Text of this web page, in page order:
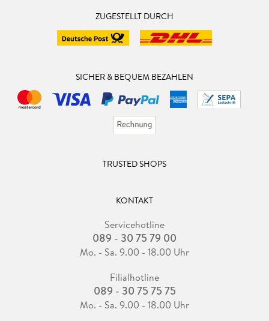
ZUGESTELLT DURCH
SICHER & BEQUEM BEZAHLEN
TRUSTED SHOPS
KONTAKT
Servicehotline
089 - 30 75 79 00
Mo. - Sa. 9.00 - 18.00 Uhr
Filialhotline
089 - 30 75 75 75
Mo. - Sa. 9.00 - 18.00 Uhr